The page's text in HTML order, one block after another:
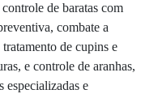
de baratas com
combate a
de cupins e
e controle de aranhas,
especializadas e